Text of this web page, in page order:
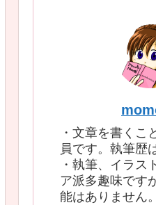
・文章を書くこ
員です。執筆歴
・執筆、イラス
ア派多趣味です
能はありません。